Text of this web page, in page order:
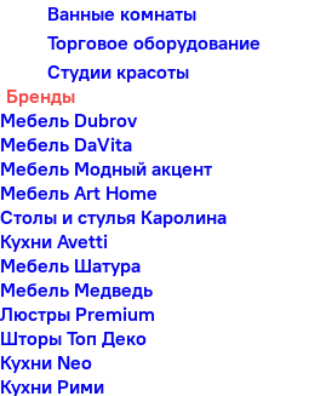
Ванные комнаты
Торговое оборудование
Студии красоты
Бренды
Мебель Dubrov
Мебель DaVita
Мебель Модный акцент
Мебель Art Home
Столы и стулья Каролина
Кухни Avetti
Мебель Шатура
Мебель Медведь
Люстры Premium
Шторы Топ Деко
Кухни Neo
Кухни Рими